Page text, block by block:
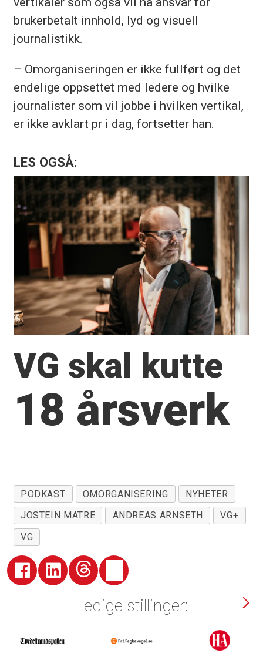
brukerbetalt innhold, lyd og visuell
journalistikk.
– Omorganiseringen er ikke fullført og det
endelige oppsettet med ledere og hvilke
journalister som vil jobbe i hvilken vertikal,
er ikke avklart pr i dag, fortsetter han.
LES OGSÅ:
VG skal kutte
18 årsverk
PODKAST OMORGANISERING
NYHETER
JOSTEIN MATRE
ANDREAS ARNSETH
VG+
VG
Ledige stillinger: